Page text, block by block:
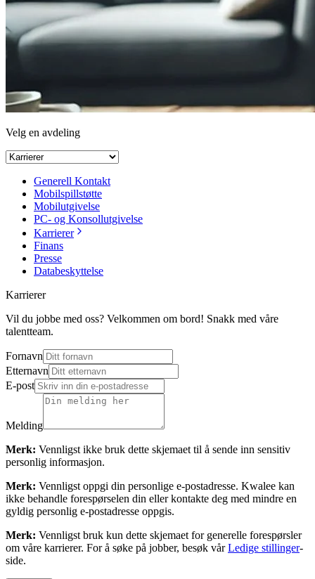
Velg en avdeling
Generell Kontakt
Mobilspillstøtte
Mobilutgivelse
PC- og Konsollutgivelse
Karrierer
Finans
Presse
Databeskyttelse
Karrierer
Vil du jobbe med oss? Velkommen om bord! Snakk med våre
talentteam.
Fornavn
Etternavn
E-post
Melding
Merk: Vennligst ikke bruk dette skjemaet til å sende inn sensitiv
personlig informasjon.
Merk: Vennligst oppgi din personlige e-postadresse. Kwalee kan
ikke behandle forespørselen din eller kontakte deg med mindre en
gyldig personlig e-postadresse oppgis.
Merk: Vennligst bruk kun dette skjemaet for generelle forespørsler
om våre karrierer. For å søke på jobber, besøk vårLedige stillinger-
side.